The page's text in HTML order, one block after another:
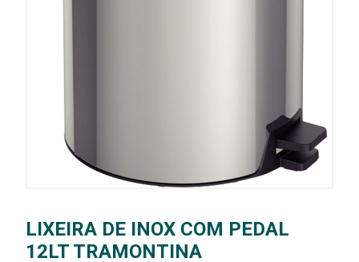
LIXEIRA DE INOX COM PEDAL
12LT TRAMONTINA